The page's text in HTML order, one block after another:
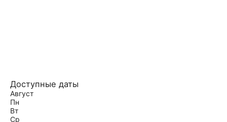
Доступные даты
Август
Пн
Вт
Ср